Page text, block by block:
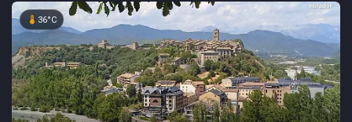
device_thermostat 36°C